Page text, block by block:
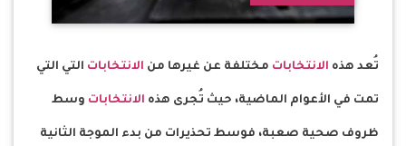
تُعد هذه الانتخابات مختلفة عن غيرها من الانتخابات التي التي
تمت في الأعوام الماضية، حيث تُجرى هذه الانتخابات وسط
ظروف صحية صعبة، فوسط تحذيرات من بدء الموجة الثانية